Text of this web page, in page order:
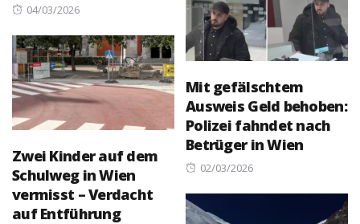
Posted
04/03/2026
Mit gefälschtem
Ausweis Geld behoben:
Polizei fahndet nach
Betrüger in Wien
Posted
02/03/2026
Zwei Kinder auf dem
Schulweg in Wien
vermisst – Verdacht
auf Entführung